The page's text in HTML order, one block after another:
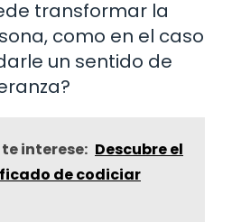
transformar la
como en el caso
un sentido de
interese: Descubre el
de codiciar